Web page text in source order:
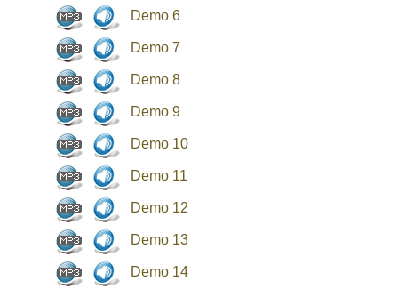
Demo 6
Demo 7
Demo 8
Demo 9
Demo 10
Demo 11
Demo 12
Demo 13
Demo 14